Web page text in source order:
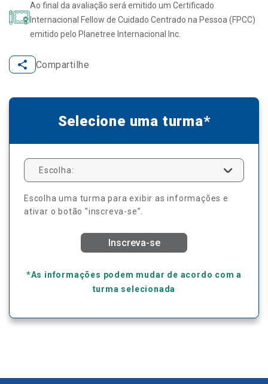
Ao final da avaliação será emitido um Certificado
Internacional Fellow de Cuidado Centrado na Pessoa (FPCC)
emitido pelo Planetree Internacional Inc.
Compartilhe
Selecione uma turma*
Escolha:
Escolha uma turma para exibir as informações e
ativar o botão "inscreva-se”.
Inscreva-se
*As informações podem mudar de acordo com a
turma selecionada